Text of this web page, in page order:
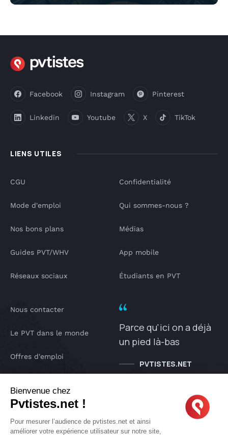
LIENS UTILES
Facebook Instagram Pinterest
Linkedin Youtube X TikTok
CGU
Mode d'emploi
Nos bons plans
Guides PVT/WHV
Réseaux sociaux
Confidentialité
Qui sommes-nous ?
Médias
App mobile
Étudiants en PVT
Nous contacter
Le PVT dans le monde
Offres d'emploi
IA pvtistes
Parce qu'ici on a déjà
un pied là-bas
PVTISTES.NET
Bienvenue chez
Pvtistes.net !
Pour mesurer l’audience de pvtistes.net et ainsi
améliorer votre expérience utilisateur sur notre site,